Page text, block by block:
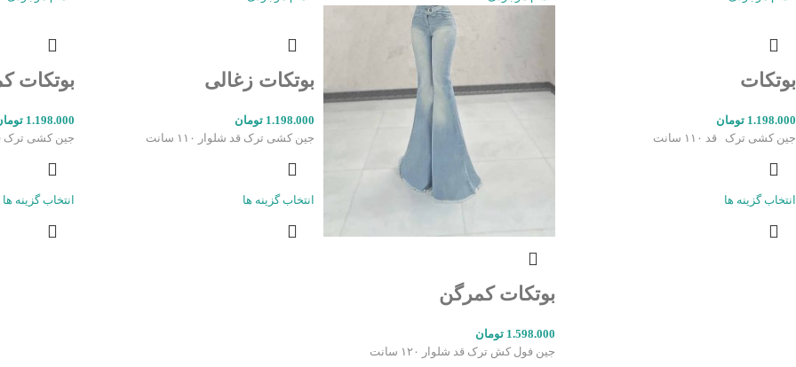
بوتکات
1.198.000 تومان
جین کشی ترک قد ۱۱۰ سانت
انتخاب گزینه ها
بوتکات کمرگن
1.598.000 تومان
جین فول کش ترک قد شلوار ۱۲۰ سانت
بوتکات زغالی
1.198.000 تومان
جین کشی ترک قد شلوار ۱۱۰ سانت
انتخاب گزینه ها
بوتکات
1.198.000
جین کشی ترک قد ۱۱۵
انتخاب گزینه ها